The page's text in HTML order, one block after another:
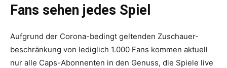
Fans sehen jedes Spiel
Aufgrund der Corona-bedingt geltenden Zuschauer­
beschränkung von lediglich 1.000 Fans kommen aktuell
nur alle Caps-Abonnenten in den Genuss, die Spiele live